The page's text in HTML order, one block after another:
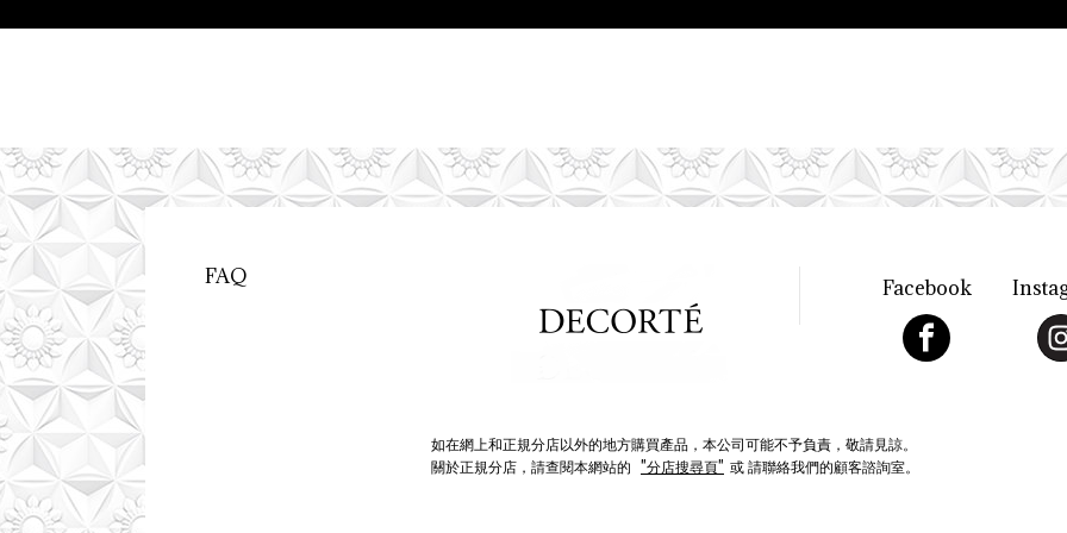
FAQ Facebook
如在網上和正規分店以外的地方購買產品，本公司可能不予負責，敬請見諒。
關於正規分店，請查閱本網站的 "分店搜尋頁" 或 請聯絡我們的顧客諮詢室。